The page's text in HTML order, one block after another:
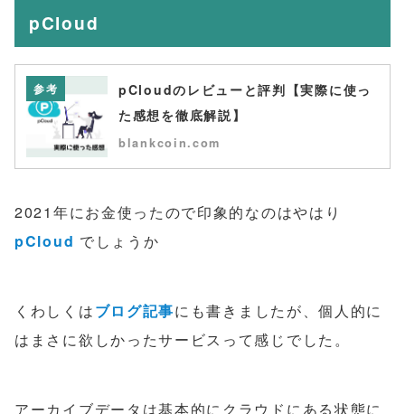
pCloud
参考
pCloudのレビューと評判【実際に使っ
た感想を徹底解説】
blankcoin.com
2021年にお金使ったので印象的なのはやはり
pCloud でしょうか
くわしくはブログ記事にも書きましたが、個人的に
はまさに欲しかったサービスって感じでした。
アーカイブデータは基本的にクラウドにある状態に